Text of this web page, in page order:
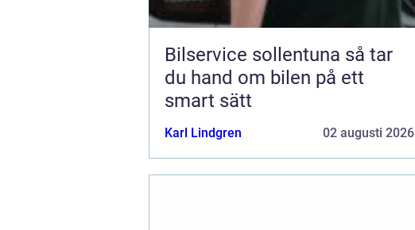
Bilservice sollentuna så tar
du hand om bilen på ett
smart sätt
Karl Lindgren 02 augusti 2026